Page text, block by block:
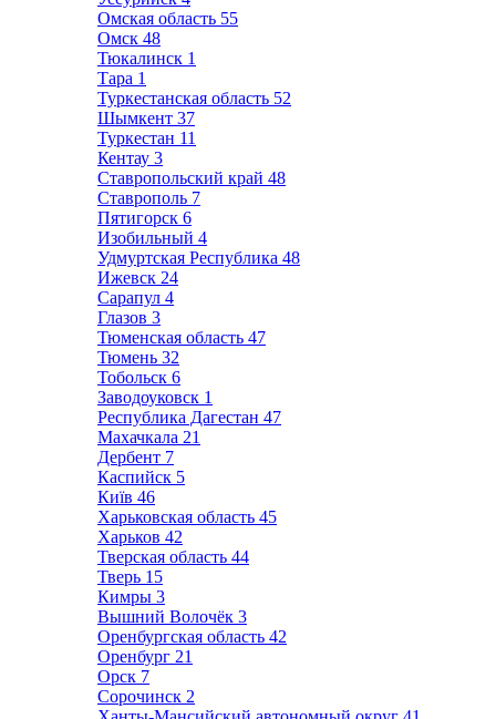
Омская область 55
Омск 48
Тюкалинск 1
Тара 1
Туркестанская область 52
Шымкент 37
Туркестан 11
Кентау 3
Ставропольский край 48
Ставрополь 7
Пятигорск 6
Изобильный 4
Удмуртская Республика 48
Ижевск 24
Сарапул 4
Глазов 3
Тюменская область 47
Тюмень 32
Тобольск 6
Заводоуковск 1
Республика Дагестан 47
Махачкала 21
Дербент 7
Каспийск 5
Київ 46
Харьковская область 45
Харьков 42
Тверская область 44
Тверь 15
Кимры 3
Вышний Волочёк 3
Оренбургская область 42
Оренбург 21
Орск 7
Сорочинск 2